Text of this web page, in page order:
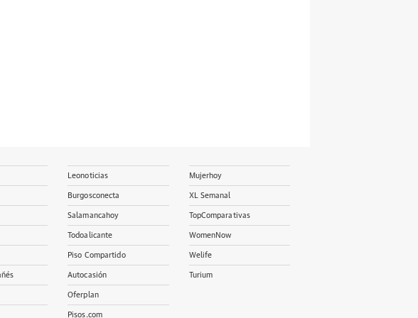
Leonoticias
Burgosconecta
Salamancahoy
Todoalicante
Piso Compartido
Autocasión
Oferplan
Pisos.com
Mujerhoy
XL Semanal
TopComparativas
WomenNow
Welife
Turium